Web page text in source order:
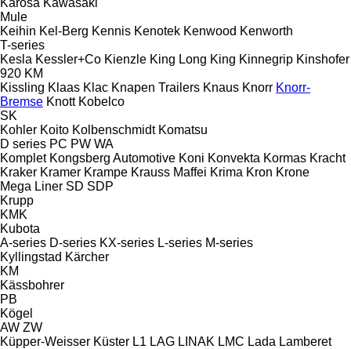
Mule
Keihin Kel-Berg Kennis Kenotek Kenwood Kenworth
T-series
Kesla Kessler+Co Kienzle King Long King Kinnegrip Kinshofer
920 KM
Kissling Klaas Klac Knapen Trailers Knaus Knorr Knorr-
Bremse Knott Kobelco
SK
Kohler Koito Kolbenschmidt Komatsu
D series PC PW WA
Komplet Kongsberg Automotive Koni Konvekta Kormas Kracht
Kraker Kramer Krampe Krauss Maffei Krima Kron Krone
Mega Liner SD SDP
Krupp
KMK
Kubota
A-series D-series KX-series L-series M-series
Kyllingstad Kärcher
KM
Kässbohrer
PB
Kögel
AW ZW
Küpper-Weisser Küster L1 LAG LINAK LMC Lada Lamberet